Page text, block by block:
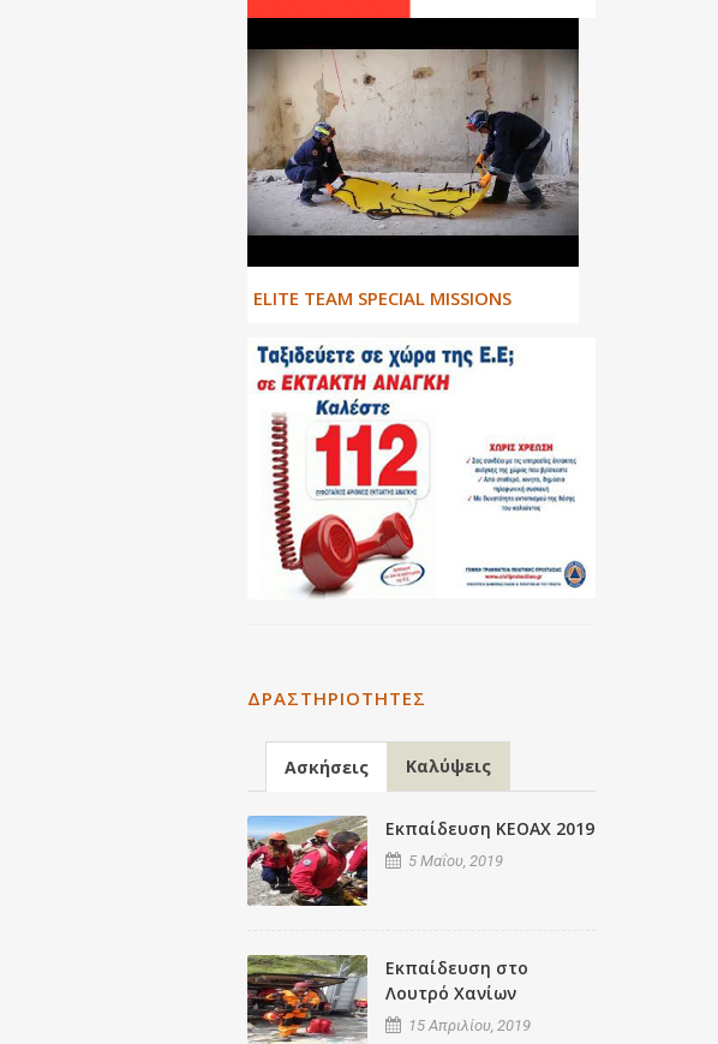
ΕLITE TEAM SPECIAL MISSIONS
ΔΡΑΣΤΗΡΙΌΤΗΤΕΣ
Ασκήσεις Καλύψεις
Εκπαίδευση ΚΕΟΑΧ 2019
5 Μαΐου, 2019
Εκπαίδευση στο
Λουτρό Χανίων
15 Απριλίου, 2019